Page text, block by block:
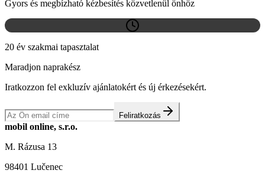
Gyors és megbízható kézbesítés közvetlenül önhöz
20 év szakmai tapasztalat
Maradjon naprakész
Iratkozzon fel exkluzív ajánlatokért és új érkezésekért.
Feliratkozás
mobil online, s.r.o.
M. Rázusa 13
98401 Lučenec